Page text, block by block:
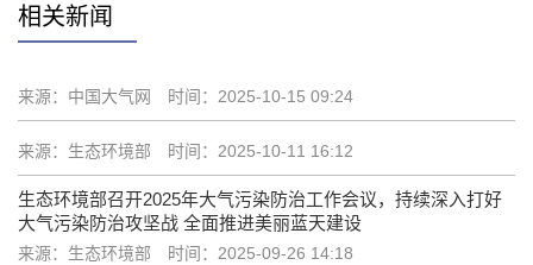
相关新闻
来源：中国大气网 时间：2025-10-15 09:24
来源：生态环境部 时间：2025-10-11 16:12
生态环境部召开2025年大气污染防治工作会议，持续深入打好
大气污染防治攻坚战 全面推进美丽蓝天建设
来源：生态环境部 时间：2025-09-26 14:18